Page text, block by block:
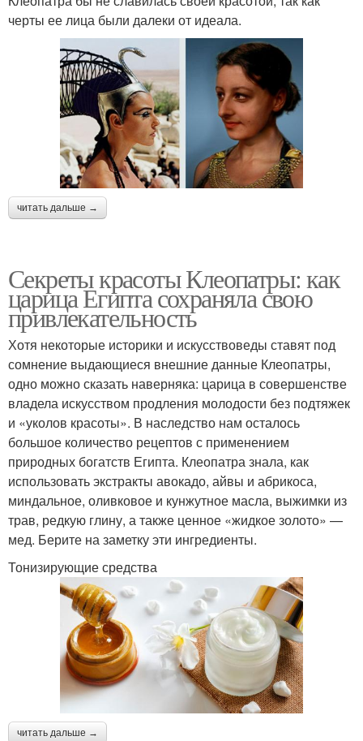
черты ее лица были далеки от идеала.
читать дальше →
Секреты красоты Клеопатры: как
царица Египта сохраняла свою
привлекательность
Хотя некоторые историки и искусствоведы ставят под
сомнение выдающиеся внешние данные Клеопатры,
одно можно сказать наверняка: царица в совершенстве
владела искусством продления молодости без подтяжек
и «уколов красоты». В наследство нам осталось
большое количество рецептов с применением
природных богатств Египта. Клеопатра знала, как
использовать экстракты авокадо, айвы и абрикоса,
миндальное, оливковое и кунжутное масла, выжимки из
трав, редкую глину, а также ценное «жидкое золото» —
мед. Берите на заметку эти ингредиенты.
Тонизирующие средства
читать дальше →